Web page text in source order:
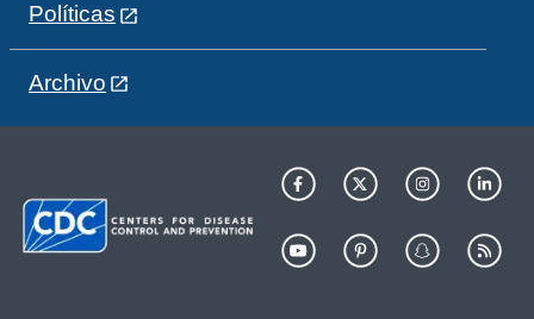
Políticas
Archivo